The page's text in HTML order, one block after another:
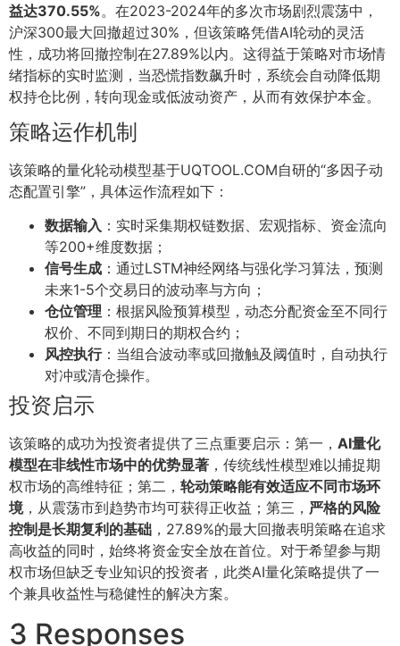
益达370.55%。在2023-2024年的多次市场剧烈震荡中，
沪深300最大回撤超过30%，但该策略凭借AI轮动的灵活
性，成功将回撤控制在27.89%以内。这得益于策略对市场情
绪指标的实时监测，当恐慌指数飙升时，系统会自动降低期
权持仓比例，转向现金或低波动资产，从而有效保护本金。
策略运作机制
该策略的量化轮动模型基于UQTOOL.COM自研的“多因子动
态配置引擎”，具体运作流程如下：
数据输入 ：实时采集期权链数据、宏观指标、资金流向
等200+维度数据；
信号生成 ：通过LSTM神经网络与强化学习算法，预测
未来1-5个交易日的波动率与方向；
仓位管理 ：根据风险预算模型，动态分配资金至不同行
权价、不同到期日的期权合约；
风控执行：当组合波动率或回撤触及阈值时，自动执行
对冲或清仓操作。
投资启示
该策略的成功为投资者提供了三点重要启示：第一， AI量化
模型在非线性市场中的优势显著 ，传统线性模型难以捕捉期
权市场的高维特征；第二， 轮动策略能有效适应不同市场环
境，从震荡市到趋势市均可获得正收益；第三， 严格的风险
控制是长期复利的基础 ，27.89%的最大回撤表明策略在追求
高收益的同时，始终将资金安全放在首位。对于希望参与期
权市场但缺乏专业知识的投资者，此类AI量化策略提供了一
个兼具收益性与稳健性的解决方案。
3 Responses